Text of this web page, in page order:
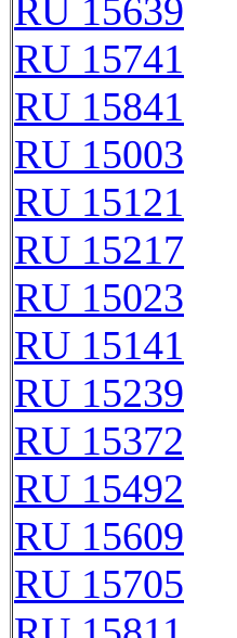
RU 15639
RU 15741
RU 15841
RU 15003
RU 15121
RU 15217
RU 15023
RU 15141
RU 15239
RU 15372
RU 15492
RU 15609
RU 15705